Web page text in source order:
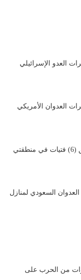
العدو الإسرائيلي
العدوان الأمريكي
بيان إدانة جريمة الاغتصاب بحق (6) فتيات في منطقتي
السعودي لمنازل
إحصائيات 3 سنوات من الحرب على